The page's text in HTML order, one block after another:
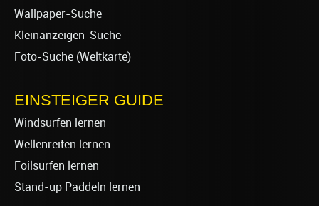
Wallpaper-Suche
Kleinanzeigen-Suche
Foto-Suche (Weltkarte)
EINSTEIGER GUIDE
Windsurfen lernen
Wellenreiten lernen
Foilsurfen lernen
Stand-up Paddeln lernen